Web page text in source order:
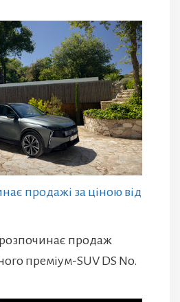
продажі за ціною від
продаж
преміум-SUV DS No.